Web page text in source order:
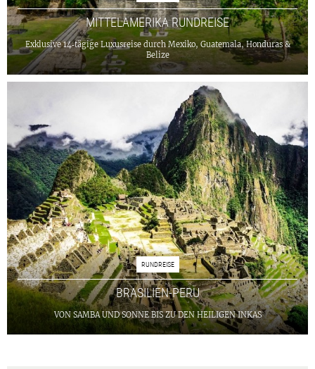
MITTELAMERIKA RUNDREISE
Exklusive 14‑tägige Luxusreise durch Mexiko, Guatemala, Honduras &
Belize
RUNDREISE
BRASILIEN-PERU
VON SAMBA UND SONNE BIS ZU DEN HEILIGEN INKAS